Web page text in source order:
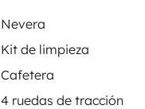
Nevera
Kit de limpieza
Cafetera
4 ruedas de tracción